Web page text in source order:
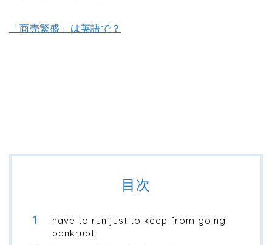
「商売繁盛」は英語で？
目次
have to run just to keep from going
bankrupt